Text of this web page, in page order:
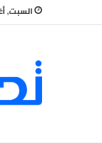
السبت,